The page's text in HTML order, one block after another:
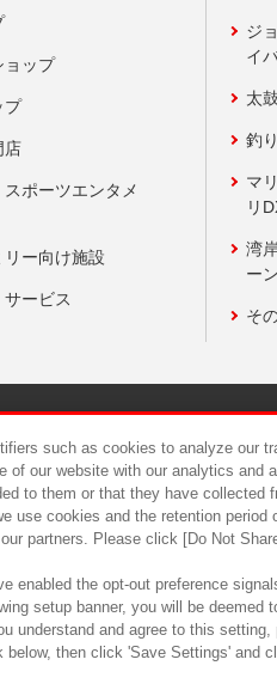
ョップ
プ
店
ポーツエンタメ
ー向け施設
ービス
ジ
イ
太
釣
マ
リ
湾
ー
そ
食品のご
such as cookies to analyze our
of our website with our analytics and
to them or that they have
use cookies and the retention
partners. Please click [Do Not
enabled the opt-out preference
setup banner, you will be
understand and agree to this
then click 'Save Settings' and